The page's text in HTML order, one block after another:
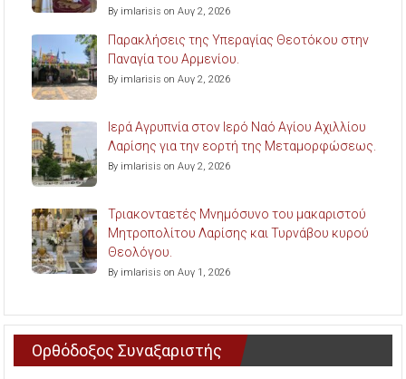
By imlarisis on Αυγ 2, 2026
Παρακλήσεις της Υπεραγίας Θεοτόκου στην
Παναγία του Αρμενίου.
By imlarisis on Αυγ 2, 2026
Ιερά Αγρυπνία στον Ιερό Ναό Αγίου Αχιλλίου
Λαρίσης για την εορτή της Μεταμορφώσεως.
By imlarisis on Αυγ 2, 2026
Τριακονταετές Μνημόσυνο του μακαριστού
Μητροπολίτου Λαρίσης και Τυρνάβου κυρού
Θεολόγου.
By imlarisis on Αυγ 1, 2026
Ορθόδοξος Συναξαριστής